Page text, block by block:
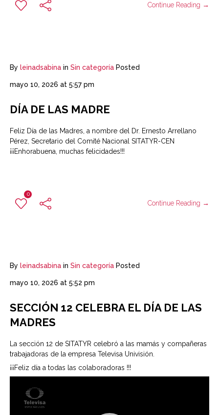
Continue Reading →
By leinadsabina in Sin categoría Posted
mayo 10, 2026 at 5:57 pm
DÍA DE LAS MADRE
Feliz Día de las Madres, a nombre del Dr. Ernesto Arrellano
Pérez, Secretario del Comité Nacional SITATYR-CEN
¡¡¡Enhorabuena, muchas felicidades!!!
0
Continue Reading →
By leinadsabina in Sin categoría Posted
mayo 10, 2026 at 5:52 pm
SECCIÓN 12 CELEBRA EL DÍA DE LAS
MADRES
La sección 12 de SITATYR celebró a las mamás y compañeras
trabajadoras de la empresa Televisa Univisión.
¡¡¡Feliz día a todas las colaboradoras !!!
vídeo